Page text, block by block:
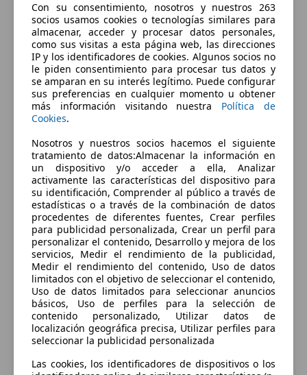
Sorry, something went wrong.
Go to application home
Con su consentimiento, nosotros y nuestros 263
socios usamos cookies o tecnologías similares para
almacenar, acceder y procesar datos personales,
como sus visitas a esta página web, las direcciones
IP y los identificadores de cookies. Algunos socios no
le piden consentimiento para procesar tus datos y
se amparan en su interés legítimo. Puede configurar
sus preferencias en cualquier momento u obtener
más información visitando nuestra Política de
Cookies.
Nosotros y nuestros socios hacemos el siguiente
tratamiento de datos:Almacenar la información en
un dispositivo y/o acceder a ella, Analizar
activamente las características del dispositivo para
su identificación, Comprender al público a través de
estadísticas o a través de la combinación de datos
procedentes de diferentes fuentes, Crear perfiles
para publicidad personalizada, Crear un perfil para
personalizar el contenido, Desarrollo y mejora de los
servicios, Medir el rendimiento de la publicidad,
Medir el rendimiento del contenido, Uso de datos
limitados con el objetivo de seleccionar el contenido,
Uso de datos limitados para seleccionar anuncios
básicos, Uso de perfiles para la selección de
contenido personalizado, Utilizar datos de
localización geográfica precisa, Utilizar perfiles para
seleccionar la publicidad personalizada
Las cookies, los identificadores de dispositivos o los